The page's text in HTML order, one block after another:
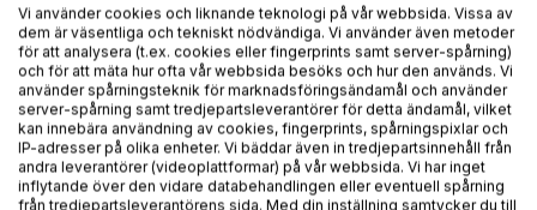
BESKRIVNING
Vi använder cookies och liknande teknologi på vår webbsida. Vissa av
dem är väsentliga och tekniskt nödvändiga. Vi använder även metoder
för att analysera (t.ex. cookies eller fingerprints samt server-spårning)
och för att mäta hur ofta vår webbsida besöks och hur den används. Vi
använder spårningsteknik för marknadsföringsändamål och använder
server-spårning samt tredjepartsleverantörer för detta ändamål, vilket
kan innebära användning av cookies, fingerprints, spårningspixlar och
IP-adresser på olika enheter. Vi bäddar även in tredjepartsinnehåll från
andra leverantörer (videoplattformar) på vår webbsida. Vi har inget
inflytande över den vidare databehandlingen eller eventuell spårning
från tredjepartsleverantörens sida. Med din inställning samtycker du till